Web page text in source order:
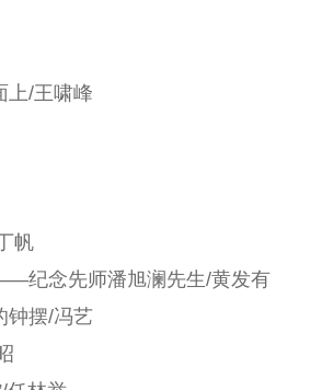
上/王啸峰
帆
纪念先师潘旭澜先生/黄发有
钟摆/冯艺